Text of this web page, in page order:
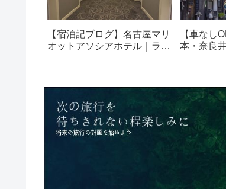
【宿泊記ブログ】名古屋マリ
オットアソシアホテル｜ラウ
【車なし
本・奈良